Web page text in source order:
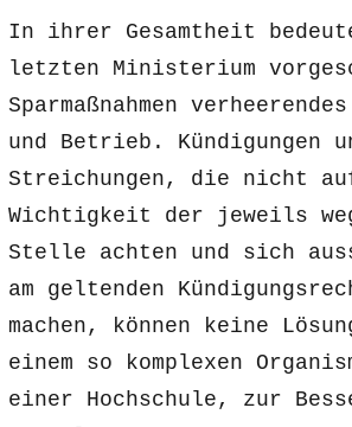
In ihrer Gesamtheit
letzten Ministerium
Sparmaßnahmen
und Betrieb. Kündigungen
Streichungen, die nicht
Wichtigkeit der jeweils
Stelle achten und sich
am geltenden
machen, können keine
einem so komplexen
einer Hochschule, zur